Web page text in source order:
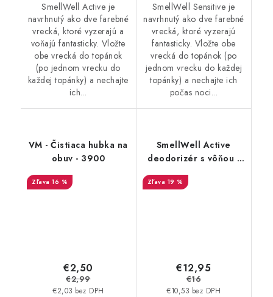
SmellWell Active je
navrhnutý ako dve farebné
vrecká, ktoré vyzerajú a
voňajú fantasticky. Vložte
obe vrecká do topánok
(po jednom vrecku do
každej topánky) a nechajte
ich...
SmellWell Sensitive je
navrhnutý ako dve farebné
vrecká, ktoré vyzerajú
fantasticky. Vložte obe
vrecká do topánok (po
jednom vrecku do každej
topánky) a nechajte ich
počas noci...
VM - Čistiaca hubka na
obuv - 3900
16 %
€2,03 bez DPH
€2,50
€2,99
SmellWell Active
deodorizér s vôňou -
Leopard Blue
19 %
€10,53 bez DPH
€12,95
€16